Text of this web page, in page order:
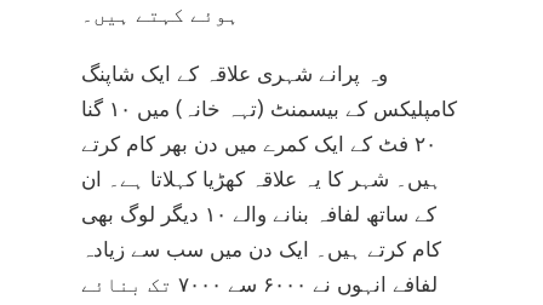
ہوئے کہتے ہیں۔
وہ پرانے شہری علاقہ کے ایک شاپنگ
کامپلیکس کے بیسمنٹ (تہہ خانہ) میں ۱۰ گنا
۲۰ فٹ کے ایک کمرے میں دن بھر کام کرتے
ہیں۔ شہر کا یہ علاقہ کھڑیا کہلاتا ہے۔ ان
کے ساتھ لفافہ بنانے والے ۱۰ دیگر لوگ بھی
کام کرتے ہیں۔ ایک دن میں سب سے زیادہ
لفافے انہوں نے ۶۰۰۰ سے ۷۰۰۰ تک بنائے